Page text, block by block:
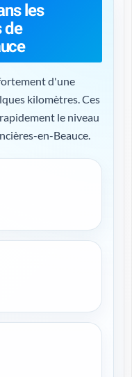
les
de
d'une
kilomètres. Ces
le niveau
en-Beauce.